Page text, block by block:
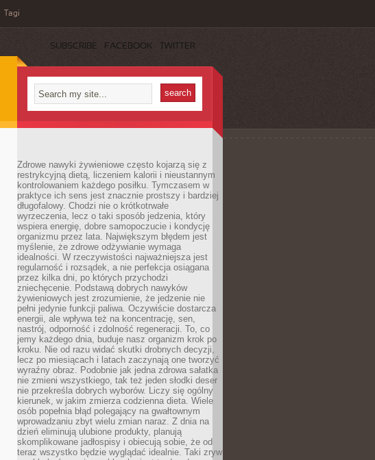
Tagi
SUBSCRIBE FACEBOOK TWITTER
Zdrowe nawyki żywieniowe często kojarzą się z
restrykcyjną dietą, liczeniem kalorii i nieustannym
kontrolowaniem każdego posiłku. Tymczasem w
praktyce ich sens jest znacznie prostszy i bardziej
długofalowy. Chodzi nie o krótkotrwałe
wyrzeczenia, lecz o taki sposób jedzenia, który
wspiera energię, dobre samopoczucie i kondycję
organizmu przez lata. Największym błędem jest
myślenie, że zdrowe odżywianie wymaga
idealności. W rzeczywistości najważniejsza jest
regularność i rozsądek, a nie perfekcja osiągana
przez kilka dni, po których przychodzi
zniechęcenie. Podstawą dobrych nawyków
żywieniowych jest zrozumienie, że jedzenie nie
pełni jedynie funkcji paliwa. Oczywiście dostarcza
energii, ale wpływa też na koncentrację, sen,
nastrój, odporność i zdolność regeneracji. To, co
jemy każdego dnia, buduje nasz organizm krok po
kroku. Nie od razu widać skutki drobnych decyzji,
lecz po miesiącach i latach zaczynają one tworzyć
wyraźny obraz. Podobnie jak jedna zdrowa sałatka
nie zmieni wszystkiego, tak też jeden słodki deser
nie przekreśla dobrych wyborów. Liczy się ogólny
kierunek, w jakim zmierza codzienna dieta. Wiele
osób popełnia błąd polegający na gwałtownym
wprowadzaniu zbyt wielu zmian naraz. Z dnia na
dzień eliminują ulubione produkty, planują
skomplikowane jadłospisy i obiecują sobie, że od
teraz wszystko będzie wyglądać idealnie. Taki zryw